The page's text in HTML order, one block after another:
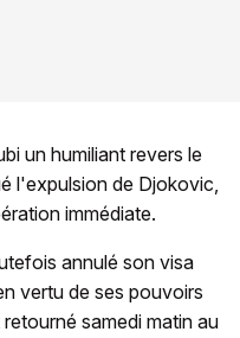
un humiliant revers le
l'expulsion de Djokovic,
immédiate.
annulé son visa
vertu de ses pouvoirs
samedi matin au